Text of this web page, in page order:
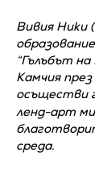
Вивия Ники
“Гълъбът
Камчия
осъществи
ленд-арт
среда.